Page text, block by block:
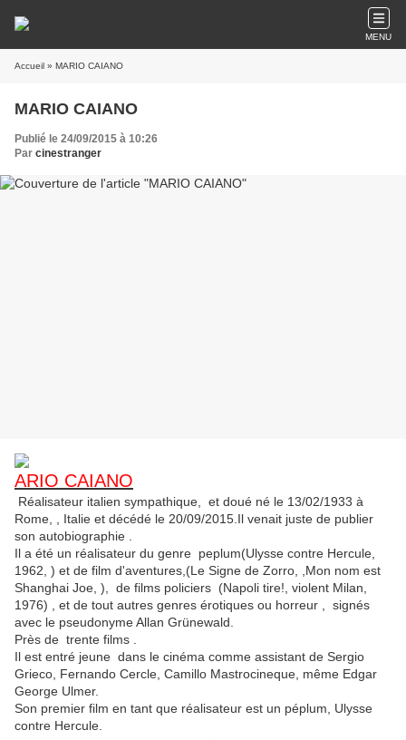
MENU
Accueil » MARIO CAIANO
MARIO CAIANO
Publié le 24/09/2015 à 10:26
Par cinestranger
ARIO CAIANO
Réalisateur italien sympathique, et doué né le 13/02/1933 à
Rome, , Italie et décédé le 20/09/2015.Il venait juste de publier
son autobiographie .
Il a été un réalisateur du genre peplum(Ulysse contre Hercule,
1962, ) et de film d'aventures,(Le Signe de Zorro, , Mon nom est
Shanghai Joe, ), de films policiers (Napoli tire!, violent Milan,
1976) , et de tout autres genres érotiques ou horreur , signés
avec le pseudonyme Allan Grünewald.
Près de trente films .
Il est entré jeune dans le cinéma comme assistant de Sergio
Grieco, Fernando Cercle, Camillo Mastrocineque, même Edgar
George Ulmer.
Son premier film en tant que réalisateur est un péplum, Ulysse
contre Hercule.